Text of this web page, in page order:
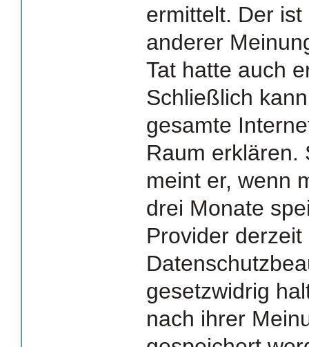
ermittelt. Der
anderer
Tat hatte auch
Schließlich
gesamte
Raum erklären.
meint er, wenn
drei Monate
Provider
gesetzwidrig
nach ihrer